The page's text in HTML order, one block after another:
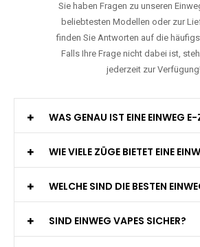
Sie haben Fragen zu unseren
beliebtesten Modellen oder zur
finden Sie Antworten auf die
Falls Ihre Frage nicht dabei ist,
jederzeit zur
WAS GENAU IST EINE EINWEG
WIE VIELE ZÜGE BIETET EINE
WELCHE SIND DIE BESTEN
SIND EINWEG VAPES SICHER?